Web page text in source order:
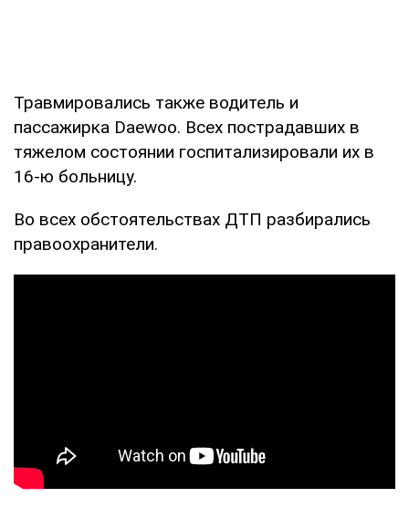
Травмировались также водитель и
пассажирка Daewoo. Всех пострадавших в
тяжелом состоянии госпитализировали их в
16-ю больницу.
Во всех обстоятельствах ДТП разбирались
правоохранители.